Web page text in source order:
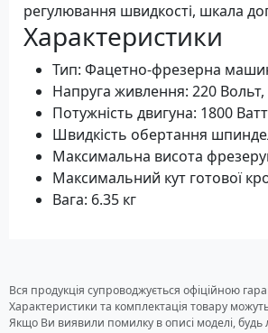
регулювання швидкості, шкала
Характеристики
Тип: Фацетно-фрезерна
Напруга живлення: 220 Вольт,
Потужність двигуна: 1800 Ватт
Швидкість обертання
Максимальна висота
Максимальний кут готової
Вага: 6.35 кг
Вся продукція супроводжується офіційною
Характеристики та комплектація товару
Якщо Ви виявили помилку в описі моделі, будь